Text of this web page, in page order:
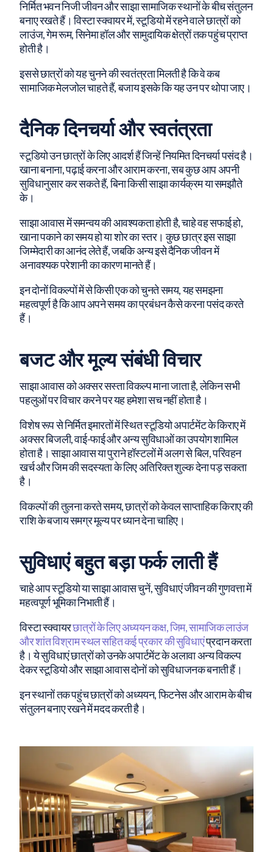
निर्मित भवन निजी जीवन और साझा सामाजिक स्थानों के बीच संतुलन
बनाए रखते हैं। विस्टा स्क्वायर में, स्टूडियो में रहने वाले छात्रों को
लाउंज, गेम रूम, सिनेमा हॉल और सामुदायिक क्षेत्रों तक पहुंच प्राप्त
होती है।
इससे छात्रों को यह चुनने की स्वतंत्रता मिलती है कि वे कब
सामाजिक मेलजोल चाहते हैं, बजाय इसके कि यह उन पर थोपा जाए।
दैनिक दिनचर्या और स्वतंत्रता
स्टूडियो उन छात्रों के लिए आदर्श हैं जिन्हें नियमित दिनचर्या पसंद है।
खाना बनाना, पढ़ाई करना और आराम करना, सब कुछ आप अपनी
सुविधानुसार कर सकते हैं, बिना किसी साझा कार्यक्रम या समझौते
के।
साझा आवास में समन्वय की आवश्यकता होती है, चाहे वह सफाई हो,
खाना पकाने का समय हो या शोर का स्तर। कुछ छात्र इस साझा
जिम्मेदारी का आनंद लेते हैं, जबकि अन्य इसे दैनिक जीवन में
अनावश्यक परेशानी का कारण मानते हैं।
इन दोनों विकल्पों में से किसी एक को चुनते समय, यह समझना
महत्वपूर्ण है कि आप अपने समय का प्रबंधन कैसे करना पसंद करते
हैं।
बजट और मूल्य संबंधी विचार
साझा आवास को अक्सर सस्ता विकल्प माना जाता है, लेकिन सभी
पहलुओं पर विचार करने पर यह हमेशा सच नहीं होता है।
विशेष रूप से निर्मित इमारतों में स्थित स्टूडियो अपार्टमेंट के किराए में
अक्सर बिजली, वाई-फाई और अन्य सुविधाओं का उपयोग शामिल
होता है। साझा आवास या पुराने हॉस्टलों में अलग से बिल, परिवहन
खर्च और जिम की सदस्यता के लिए अतिरिक्त शुल्क देना पड़ सकता
है।
विकल्पों की तुलना करते समय, छात्रों को केवल साप्ताहिक किराए की
राशि के बजाय समग्र मूल्य पर ध्यान देना चाहिए।
सुविधाएं बहुत बड़ा फर्क लाती हैं
चाहे आप स्टूडियो या साझा आवास चुनें, सुविधाएं जीवन की गुणवत्ता में
महत्वपूर्ण भूमिका निभाती हैं।
विस्टा स्क्वायरछात्रों के लिए अध्ययन कक्ष, जिम, सामाजिक लाउंज
और शांत विश्राम स्थल सहित कई प्रकार की सुविधाएंप्रदान करता
है। ये सुविधाएं छात्रों को उनके अपार्टमेंट के अलावा अन्य विकल्प
देकर स्टूडियो और साझा आवास दोनों को सुविधाजनक बनाती हैं।
इन स्थानों तक पहुंच छात्रों को अध्ययन, फिटनेस और आराम के बीच
संतुलन बनाए रखने में मदद करती है।